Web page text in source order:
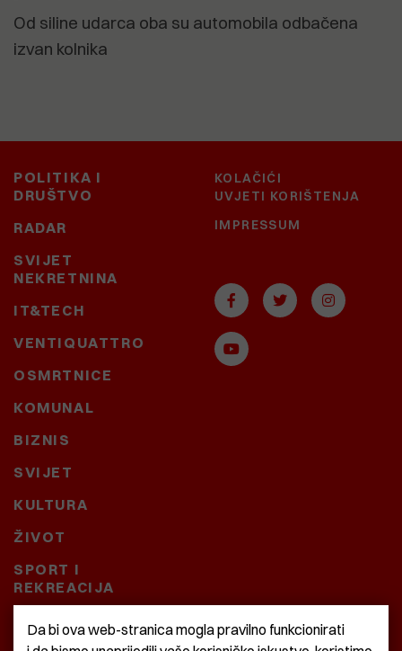
Od siline udarca oba su automobila odbačena
izvan kolnika
POLITIKA I
DRUŠTVO
RADAR
SVIJET
NEKRETNINA
IT&TECH
VENTIQUATTRO
OSMRTNICE
KOMUNAL
BIZNIS
SVIJET
KULTURA
ŽIVOT
SPORT I
REKREACIJA
KOLAČIĆI
UVJETI KORIŠTENJA
IMPRESSUM
Da bi ova web-stranica mogla pravilno funkcionirati